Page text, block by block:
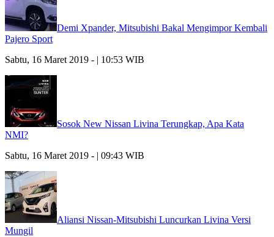
Demi Xpander, Mitsubishi Bakal Mengimpor Kembali
Pajero Sport
Sabtu, 16 Maret 2019 - | 10:53 WIB
Sosok New Nissan Livina Terungkap, Apa Kata
NMI?
Sabtu, 16 Maret 2019 - | 09:43 WIB
Aliansi Nissan-Mitsubishi Luncurkan Livina Versi
Mungil